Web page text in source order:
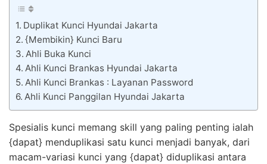
Duplikat Kunci Hyundai Jakarta
{Membikin} Kunci Baru
Ahli Buka Kunci
Ahli Kunci Brankas Hyundai Jakarta
Ahli Kunci Brankas : Layanan Password
Ahli Kunci Panggilan Hyundai Jakarta
Spesialis kunci memang skill yang paling penting ialah
{dapat} menduplikasi satu kunci menjadi banyak, dari
macam-variasi kunci yang {dapat} diduplikasi antara